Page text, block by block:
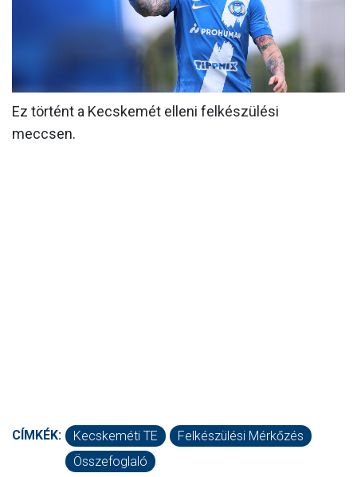
MÉRKŐZÉSEK
KLUB
GALÉRIA
SZURKOLÓI ÉLMÉNYEK
Ez történt a Kecskemét elleni felkészülési
meccsen.
CÍMKÉK: Kecskeméti TE
Felkészülési Mérkőzés
Összefoglaló